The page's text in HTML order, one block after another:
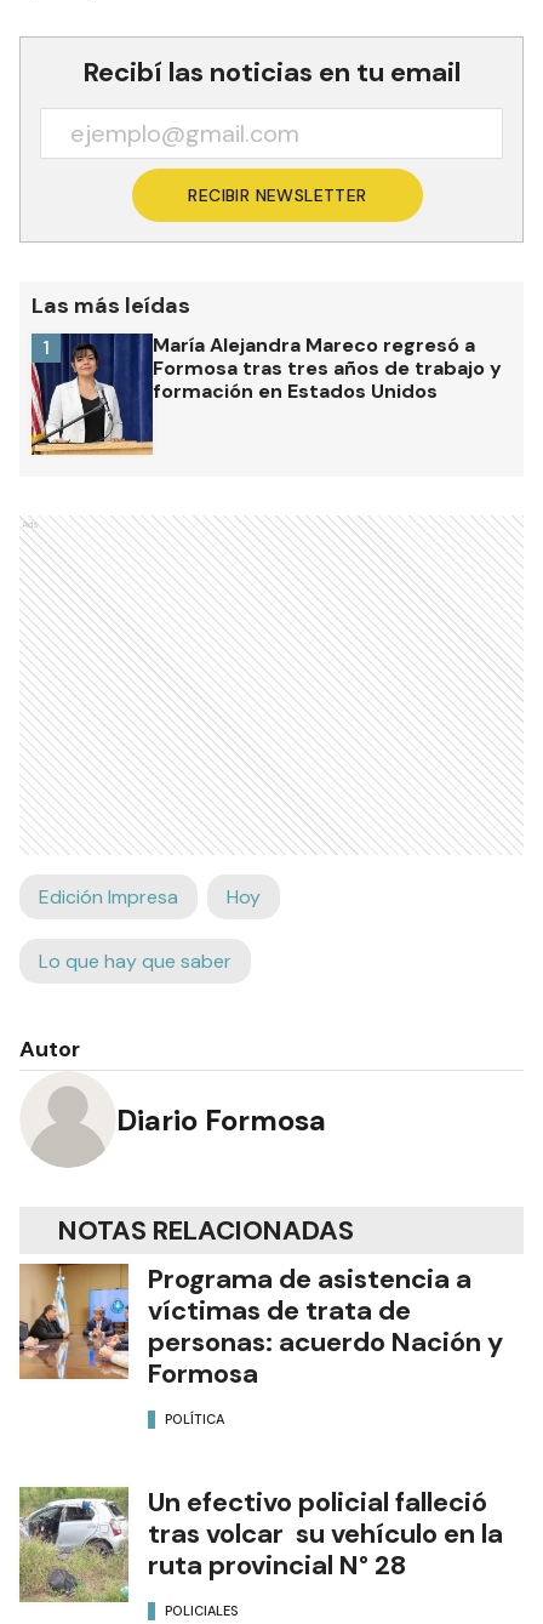
Recibí las noticias en tu email
RECIBIR NEWSLETTER
Las más leídas
María Alejandra Mareco regresó a
Formosa tras tres años de trabajo y
formación en Estados Unidos
1
Ads
Edición Impresa Hoy
Lo que hay que saber
Autor
Diario Formosa
NOTAS RELACIONADAS
Programa de asistencia a
víctimas de trata de
personas: acuerdo Nación y
Formosa
POLÍTICA
Un efectivo policial falleció
tras volcar su vehículo en la
ruta provincial N° 28
POLICIALES